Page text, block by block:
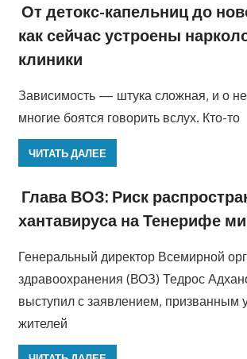
От детокс-капельниц до
как сейчас устроены
клиники
Зависимость — штука сложная, и о
многие боятся говорить вслух. Кто-то
ЧИТАТЬ ДАЛЕЕ
Глава ВОЗ: Риск
хантавируса на Тенерифе
Генеральный директор Всемирной
здравоохранения (ВОЗ) Тедрос
выступил с заявлением, призванным
жителей